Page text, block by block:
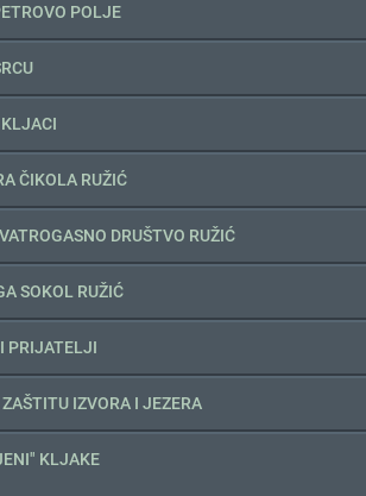
POLJE
ČIKOLA RUŽIĆ
DRUŠTVO RUŽIĆ
SOKOL RUŽIĆ
PRIJATELJI
ZAŠTITU IZVORA I JEZERA
KLJAKE